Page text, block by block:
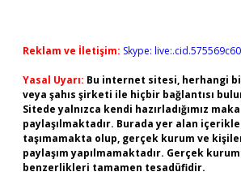
Reklam ve İletişim: Skype:
Yasal Uyarı: Bu internet sitesi, herhangi
veya şahıs şirketi ile hiçbir bağlantısı
Sitede yalnızca kendi hazırladığımız
paylaşılmaktadır. Burada yer alan
taşımamakta olup, gerçek kurum ve
paylaşım yapılmamaktadır. Gerçek
benzerlikleri tamamen tesadüfidir.